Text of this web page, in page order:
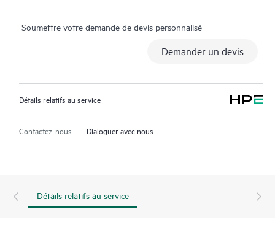
Soumettre votre demande de devis personnalisé
Demander un devis
Détails relatifs au service
Contactez-nous Dialoguer avec nous
Détails relatifs au service